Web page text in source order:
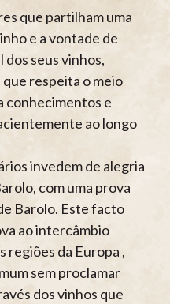
que partilham uma
e a vontade de
seus vinhos,
respeita o meio
conhecimentos e
ao longo
invedem de alegria
com uma prova
Barolo. Este facto
ao intercâmbio
regiões da Europa ,
sem proclamar
dos vinhos que